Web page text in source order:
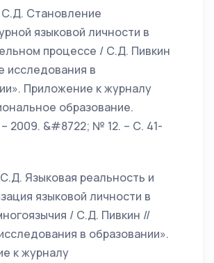
С.Д. Становление
языковой личности в
процессе / С.Д. Пивкин
исследования в
Приложение к журналу
образование.
2009. &#8722; № 12. – С. 41-
Языковая реальность и
языковой личности в
/ С.Д. Пивкин //
в образовании».
к журналу